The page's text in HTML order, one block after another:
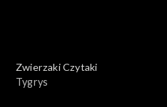
Zwierzaki Czytaki
Tygrys